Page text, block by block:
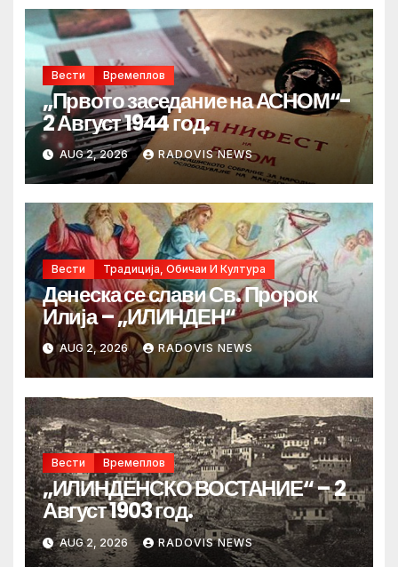
Вести Времеплов
„Првото заседание на АСНОМ“-
2 Август 1944 год.
AUG 2, 2026 RADOVIS NEWS
Вести Традиција, Обичаи И Култура
Денеска се слави Св. Пророк
Илија – „ИЛИНДЕН“
AUG 2, 2026 RADOVIS NEWS
Вести Времеплов
„ИЛИНДЕНСКО ВОСТАНИЕ“ – 2
Август 1903 год.
AUG 2, 2026 RADOVIS NEWS